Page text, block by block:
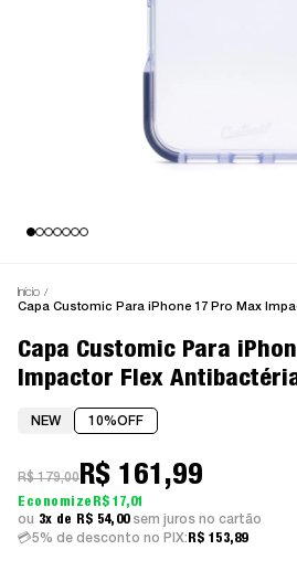
Início
Capa Customic Para iPhone 17 Pro Max
Capa Customic Para
Impactor Flex
NEW 10%OFF
5% de desconto no PIX: R$ 153,89
R$ 179,00R$ 161,99
R$ 17,01
3x
R$ 54,00 sem juros